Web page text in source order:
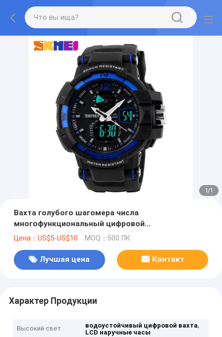
1/1
Вахта голубого шагомера числа
многофункциональный цифровой
водоустойчивый с планкой PU
Цена：US$5-US$10 MOQ：500 ПК
Лучшая цена Контакт
Характер Продукции
Высокий свет водоустойчивый цифровой вахта,
LCD наручные часы